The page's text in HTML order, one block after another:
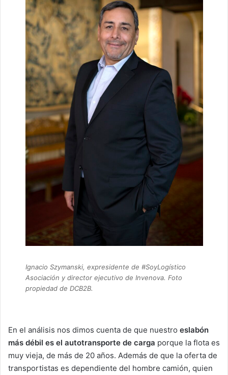
Ignacio Szymanski, expresidente de #SoyLogístico
Asociación y director ejecutivo de Invenova. Foto
propiedad de DCB2B.
En el análisis nos dimos cuenta de que nuestro eslabón
más débil es el autotransporte de carga porque la flota es
muy vieja, de más de 20 años. Además de que la oferta de
transportistas es dependiente del hombre camión, quien